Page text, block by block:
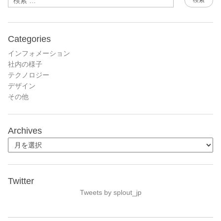
Categories
インフォメーション
社内の様子
テクノロジー
デザイン
その他
Archives
Twitter
Tweets by splout_jp